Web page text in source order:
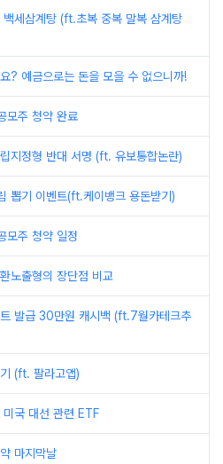
백세삼계탕 (ft.초복 중복 말복 삼계탕
? 예금으로는 돈을 모을 수 없으니까!
모주 청약 완료
지정형 반대 서명 (ft. 유보통합논란)
뽑기 이벤트(ft.케이뱅크 용돈받기)
모주 청약 일정
노출형의 장단점 비교
발급 30만원 캐시백 (ft.7월카테크추
(ft. 팔라고앱)
미국 대선 관련 ETF
마지막날